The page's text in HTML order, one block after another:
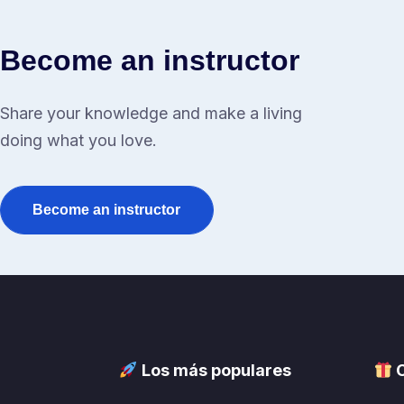
Become an instructor
Share your knowledge and make a living
doing what you love.
Become an instructor
Los más populares